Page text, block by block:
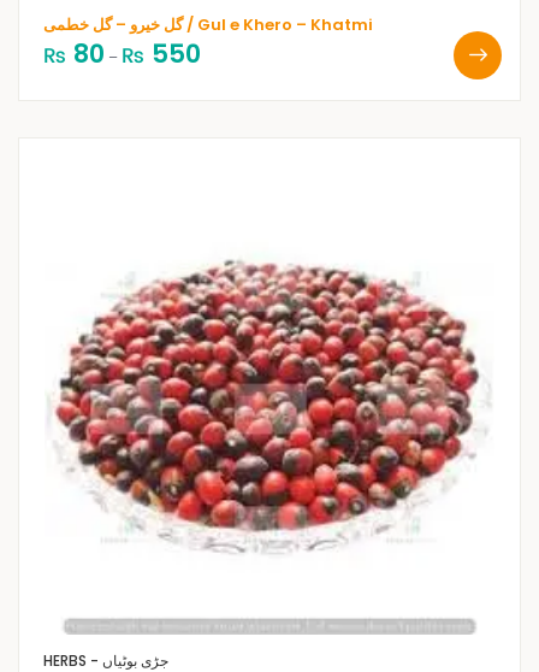
گل خیرو – گل خطمی / Gul e Khero – Khatmi
₨ 80 – ₨ 550
HERBS - جڑی بوٹیاں